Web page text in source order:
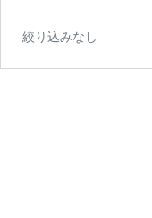
絞り込みなし